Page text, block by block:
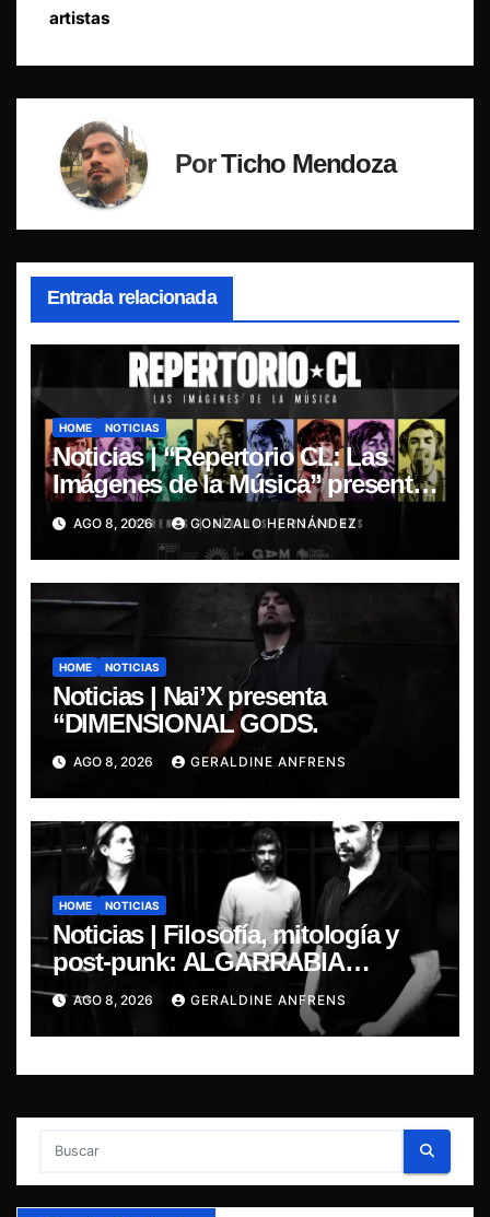
artistas
PorTicho Mendoza
Entrada relacionada
HOME NOTICIAS
Noticias | “Repertorio CL: Las
Imágenes de la Música” presenta
la esencia del nuevo sonido
nacional
AGO 8, 2026 GONZALO HERNÁNDEZ
HOME NOTICIAS
Noticias | Nai’X presenta
“DIMENSIONAL GODS.
AGO 8, 2026 GERALDINE ANFRENS
HOME NOTICIAS
Noticias | Filosofía, mitología y
post-punk: ALGARRABIA
presenta “Cantos de Sirena”
AGO 8, 2026 GERALDINE ANFRENS